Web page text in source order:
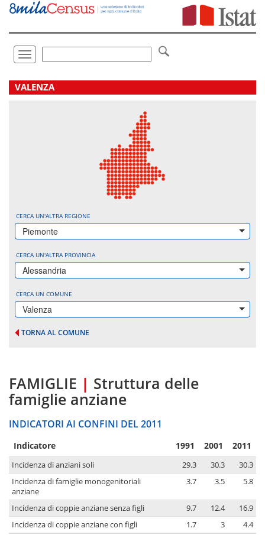
Vai
direttamente
Toggle
navigation
.
VALENZA
CERCA UN'ALTRA REGIONE
Piemonte
CERCA UN'ALTRA PROVINCIA
Alessandria
CERCA UN COMUNE
Valenza
TORNA AL COMUNE
FAMIGLIE | Struttura delle
famiglie anziane
INDICATORI AI CONFINI DEL 2011
Indicatore 1991 2001 2011
Incidenza di anziani soli 29.3 30.3
30.3
Incidenza di famiglie monogenitoriali
anziane
3.7 3.5 5.8
Incidenza di coppie anziane senza figli 9.7 12.4
16.9
Incidenza di coppie anziane con figli
1.7 3 4.4